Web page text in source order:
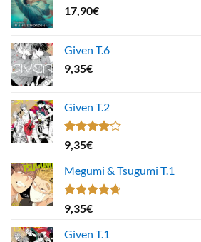
17,90€
Given T.6
9,35€
Given T.2
Note
4.00
5
9,35€
Megumi & Tsugumi T.1
Note4.67
sur 5
9,35€
Given T.1